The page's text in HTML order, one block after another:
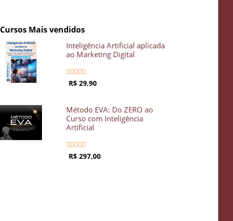
Cursos Mais vendidos
Inteligência Artificial aplicada
ao Marketing Digital
    
R$ 29,90
Método EVA: Do ZERO ao
Curso com Inteligência
Artificial
    
R$ 297,00